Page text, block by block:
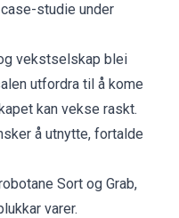
studie under
vekstselskap blei
utfordra til å kome
kan vekse raskt.
å utnytte, fortalde
Sort og Grab,
varer.